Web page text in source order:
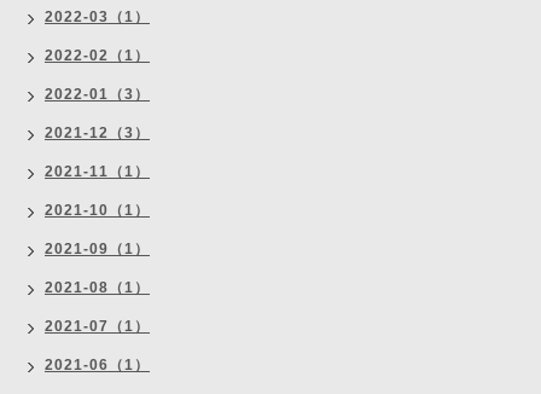
2022-03（1）
2022-02（1）
2022-01（3）
2021-12（3）
2021-11（1）
2021-10（1）
2021-09（1）
2021-08（1）
2021-07（1）
2021-06（1）